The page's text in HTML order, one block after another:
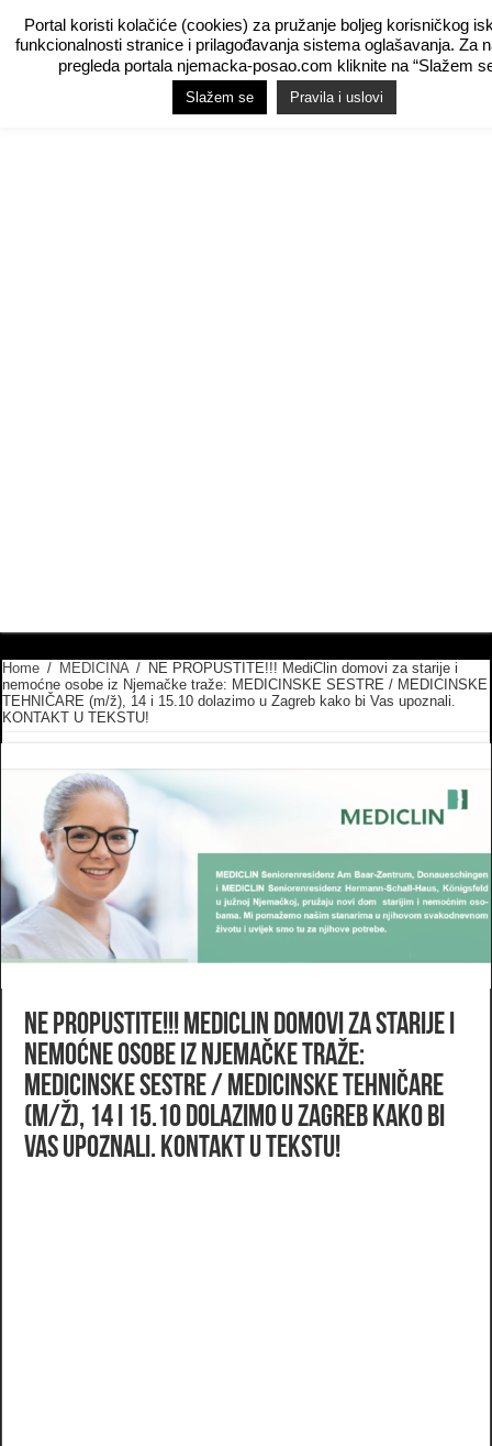
Home / MEDICINA / NE PROPUSTITE!!! MediClin domovi za starije i
nemoćne osobe iz Njemačke traže: MEDICINSKE SESTRE / MEDICINSKE
TEHNIČARE (m/ž), 14 i 15.10 dolazimo u Zagreb kako bi Vas upoznali.
KONTAKT U TEKSTU!
NE PROPUSTITE!!! MediClin domovi za starije i
nemoćne osobe iz Njemačke traže:
MEDICINSKE SESTRE / MEDICINSKE TEHNIČARE
(m/ž), 14 i 15.10 dolazimo u Zagreb kako bi
Vas upoznali. KONTAKT U TEKSTU!
Portal koristi kolačiće (cookies) za pružanje boljeg korisničkog
funkcionalnosti stranice i prilagođavanja sistema oglašavanja. Za
pregleda portala njemacka-posao.com kliknite na “Slažem
Slažem se Pravila i uslovi